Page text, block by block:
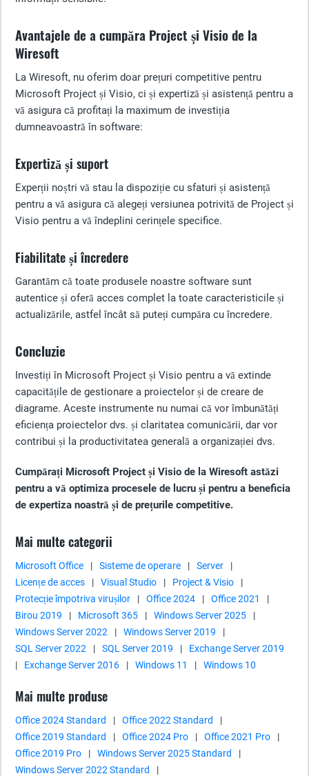
Avantajele de a cumpăra Project și Visio de la
Wiresoft
La Wiresoft, nu oferim doar prețuri competitive pentru
Microsoft Project și Visio, ci și expertiză și asistență pentru a
vă asigura că profitați la maximum de investiția
dumneavoastră în software:
Expertiză și suport
Experții noștri vă stau la dispoziție cu sfaturi și asistență
pentru a vă asigura că alegeți versiunea potrivită de Project și
Visio pentru a vă îndeplini cerințele specifice.
Fiabilitate și încredere
Garantăm că toate produsele noastre software sunt
autentice și oferă acces complet la toate caracteristicile și
actualizările, astfel încât să puteți cumpăra cu încredere.
Concluzie
Investiți în Microsoft Project și Visio pentru a vă extinde
capacitățile de gestionare a proiectelor și de creare de
diagrame. Aceste instrumente nu numai că vor îmbunătăți
eficiența proiectelor dvs. și claritatea comunicării, dar vor
contribui și la productivitatea generală a organizației dvs.
Cumpărați Microsoft Project și Visio de la Wiresoft astăzi
pentru a vă optimiza procesele de lucru și pentru a beneficia
de expertiza noastră și de prețurile competitive.
Mai multe categorii
Microsoft Office | Sisteme de operare | Server
|
Licențe de acces
| Visual Studio | Project & Visio
|
Protecție împotriva virușilor
| Office 2024 | Office 2021
|
Birou 2019
| Microsoft 365 | Windows Server 2025
|
Windows Server 2022
| Windows Server 2019
|
SQL Server 2022
| SQL Server 2019 |
Exchange Server 2019
|
Exchange Server 2016 | Windows 11 | Windows 10
Mai multe produse
Office 2024 Standard | Office 2022 Standard
|
Office 2019 Standard
| Office 2024 Pro | Office 2021 Pro
|
Office 2019 Pro
| Windows Server 2025 Standard
|
Windows Server 2022 Standard
|